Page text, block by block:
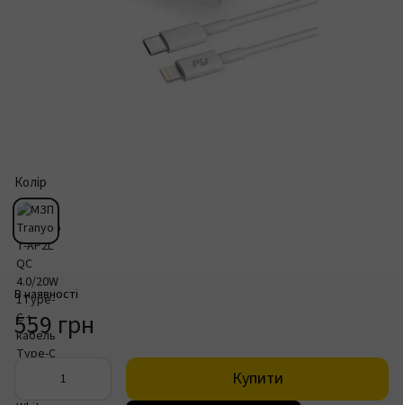
Колір
В наявності
559 грн
Купити